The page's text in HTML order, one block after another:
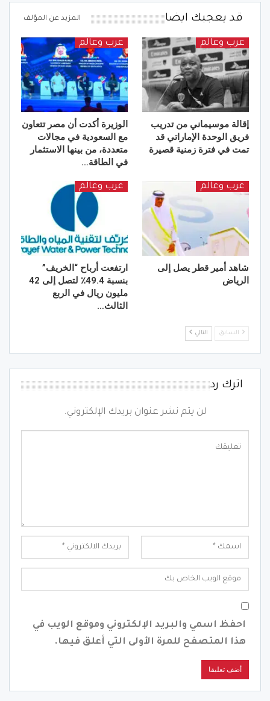
قد يعجبك ايضا المزيد عن المؤلف
عرب وعالم
إقالة موسيماني من تدريب
فريق الوحدة الإماراتي قد
تمت في فترة زمنية قصيرة
عرب وعالم
الوزيرة أكدت أن مصر تتعاون
مع السعودية في مجالات
متعددة، من بينها الاستثمار
في الطاقة…
عرب وعالم
شاهد أمير قطر يصل إلى
الرياض
عرب وعالم
ارتفعت أرباح “الخريف”
بنسبة 49.4٪ لتصل إلى 42
مليون ريال في الربع
الثالث…
السابق التالي
اترك رد
لن يتم نشر عنوان بريدك الإلكتروني.
احفظ اسمي والبريد الإلكتروني وموقع الويب في
هذا المتصفح للمرة الأولى التي أعلق فيها.